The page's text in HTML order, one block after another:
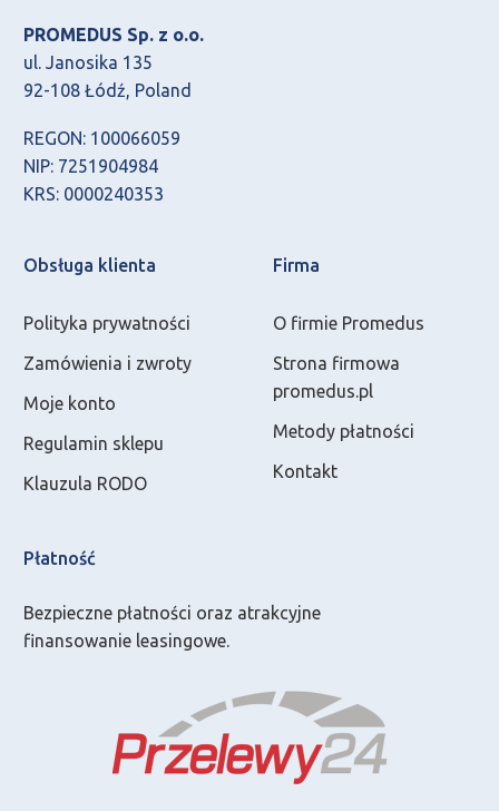
PROMEDUS Sp. z o.o.
ul. Janosika 135
92-108 Łódź, Poland
REGON: 100066059
NIP: 7251904984
KRS: 0000240353
Obsługa klienta
Polityka prywatności
Zamówienia i zwroty
Moje konto
Regulamin sklepu
Klauzula RODO
Firma
O firmie Promedus
Strona firmowa
promedus.pl
Metody płatności
Kontakt
Płatność
Bezpieczne płatności oraz atrakcyjne
finansowanie leasingowe.